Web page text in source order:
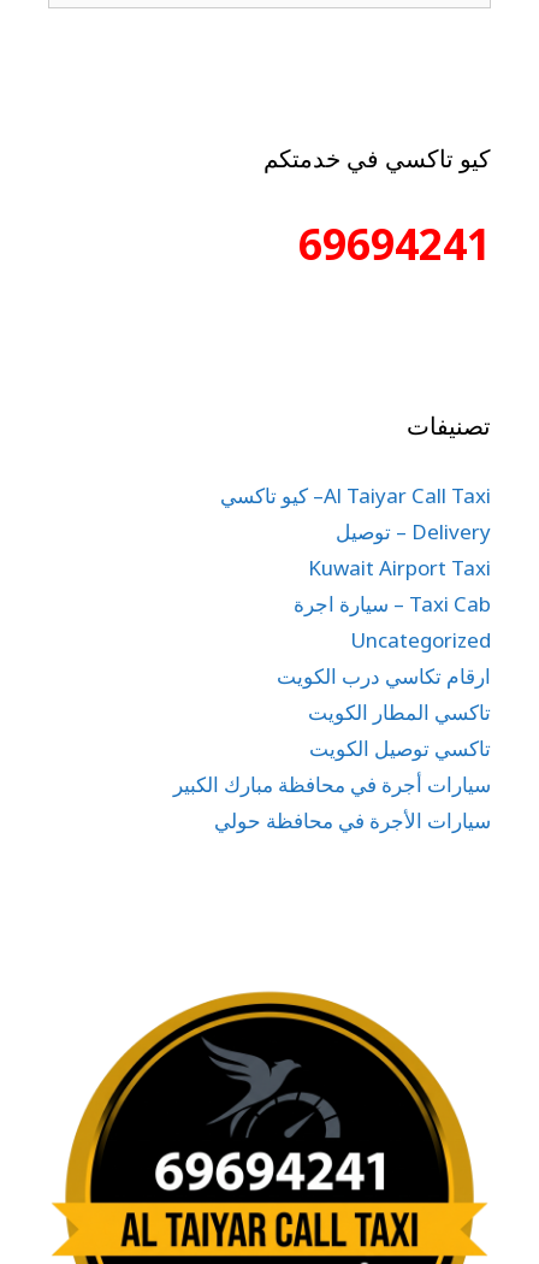
كيو تاكسي في خدمتكم
69694241
تصنيفات
Al Taiyar Call Taxi– كيو تاكسي
Delivery – توصيل
Kuwait Airport Taxi
Taxi Cab – سيارة اجرة
Uncategorized
ارقام تكاسي درب الكويت
تاكسي المطار الكويت
تاكسي توصيل الكويت
سيارات أجرة في محافظة مبارك الكبير
سيارات الأجرة في محافظة حولي